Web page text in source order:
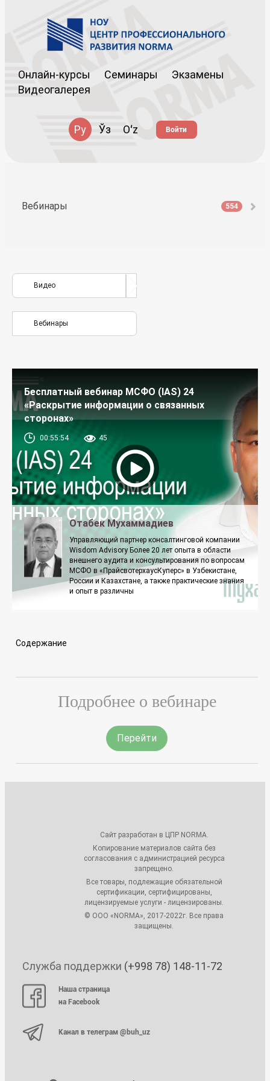
Онлайн-курсы Семинары
Экзамены
Видеогалерея
Ру Ўз Oʻz Войти
Вебинары 554
Видео
Вебинары
Бесплатный вебинар МСФО (IAS) 24
«Раскрытие информации о связанных
сторонах»
00:55:54 45
Отабек Мухаммадиев
Управляющий партнер консалтинговой компании
Wisdom Advisory Более 20 лет опыта в области
внешнего аудита и консультирования по вопросам
МСФО в «ПрайсвотерхаусКуперс» в Узбекистане,
России и Казахстане, а также практические знания
и опыт в различны
Содержание
Подробнее о вебинаре
Перейти
Сайт разработан в ЦПР NORMA.
Копирование материалов сайта без
согласования с администрацией ресурса
запрещено.
Все товары, подлежащие обязательной
сертификации, сертифицированы,
лицензируемые услуги - лицензированы.
© ООО «NORMA», 2017-2022г. Все права
защищены.
Служба поддержки (+998 78) 148-11-72
Наша страница
на Facebook
Канал в телеграм @buh_uz